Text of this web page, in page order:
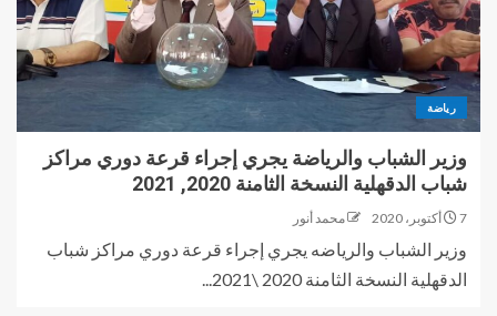
رياضة
وزير الشباب والرياضة يجري إجراء قرعة دوري مراكز
شباب الدقهلية النسخة الثامنة 2020, 2021
7 أكتوبر، 2020 محمد أنور
وزير الشباب والرياضه يجري إجراء قرعة دوري مراكز شباب
الدقهلية النسخة الثامنة 2020 \2021...